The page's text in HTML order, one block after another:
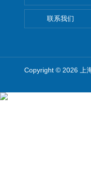
联系我们
Copyright © 2026 上